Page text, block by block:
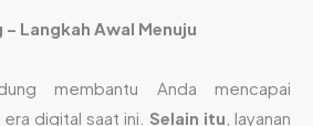
– Langkah Awal Menuju
membantu Anda mencapai
digital saat ini. Selain itu , layanan